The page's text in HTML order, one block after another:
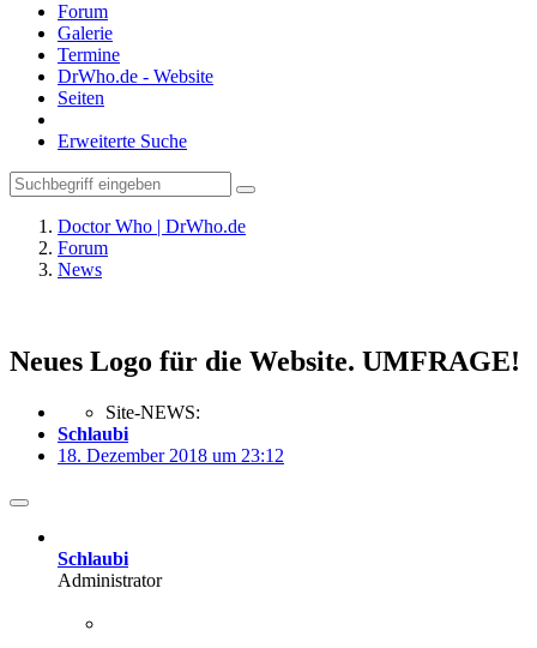
Forum
Galerie
Termine
DrWho.de - Website
Seiten
Erweiterte Suche
Doctor Who | DrWho.de
Forum
News
Neues Logo für die Website. UMFRAGE!
Site-NEWS:
Schlaubi
18. Dezember 2018 um 23:12
Schlaubi
Administrator